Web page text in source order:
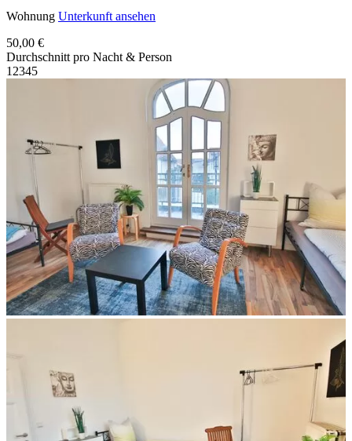
Wohnung Unterkunft ansehen
50,00 €
Durchschnitt pro Nacht & Person
1 2345